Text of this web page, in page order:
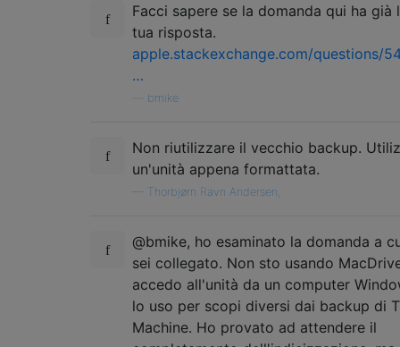
Facci sapere se la domanda qui ha già
tua risposta.
apple.stackexchange.com/questions/
…
bmike
Non riutilizzare il vecchio backup.
un'unità appena formattata.
Thorbjørn Ravn Andersen,
@bmike, ho esaminato la domanda a
sei collegato. Non sto usando
accedo all'unità da un computer
lo uso per scopi diversi dai backup di
Machine. Ho provato ad attendere il